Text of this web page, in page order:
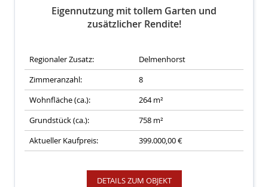
Eigennutzung mit tollem Garten und
zusätzlicher Rendite!
Regionaler Zusatz:
Delmenhorst
Zimmeranzahl:
8
Wohnfläche (ca.):
264 m²
Grundstück (ca.):
758 m²
Aktueller Kaufpreis:
399.000,00 €
DETAILS ZUM OBJEKT